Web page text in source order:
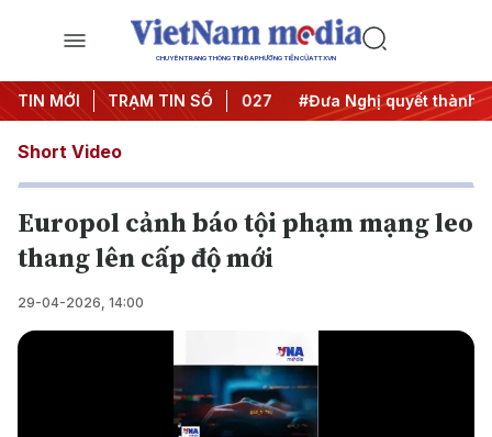
CHUYÊN TRANG THÔNG TIN ĐA PHƯƠNG TIỆN CỦA TTXVN
TIN MỚI TRẠM TIN SỐ
Trung ương 3 #APEC 2027 #Đưa Nghị quyết thành
Short Video
Europol cảnh báo tội phạm mạng leo
thang lên cấp độ mới
29-04-2026, 14:00